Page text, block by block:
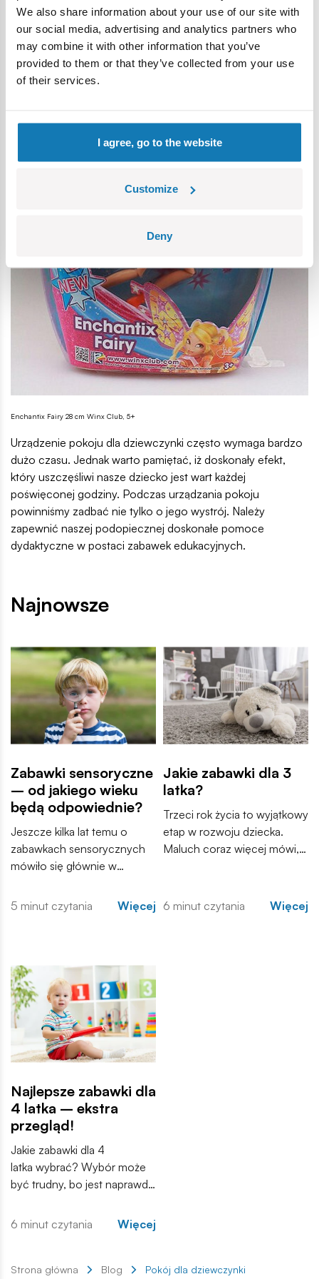
We also share information about your use of our site with
our social media, advertising and analytics partners who
may combine it with other information that you’ve
provided to them or that they’ve collected from your use
of their services.
I agree, go to the website
Customize
Deny
które w ostatnim czasie są bardzo popularne.
Enchantix Fairy 28 cm Winx Club, 5+
Urządzenie pokoju dla dziewczynki często wymaga bardzo
dużo czasu. Jednak warto pamiętać, iż doskonały efekt,
który uszczęśliwi nasze dziecko jest wart każdej
poświęconej godziny. Podczas urządzania pokoju
powinniśmy zadbać nie tylko o jego wystrój. Należy
zapewnić naszej podopiecznej doskonałe pomoce
dydaktyczne w postaci zabawek edukacyjnych.
Najnowsze
Zabawki sensoryczne
– od jakiego wieku
będą odpowiednie?
Jeszcze kilka lat temu o
zabawkach sensorycznych
mówiło się głównie w
poradniach wspierających
rozwój dzieci. Dziś coraz
od jakiego wieku zabawki
sensoryczne będą
odpowiednie?
5 minut czytania Więcej
Jakie zabawki dla 3
latka?
Trzeci rok życia to wyjątkowy
etap w rozwoju dziecka.
Maluch coraz więcej mówi,
historie podczas zabawy.
Zabawki przestają być
6 minut czytania Więcej
Najlepsze zabawki dla
4 latka – ekstra
przegląd!
Jakie zabawki dla 4
latka wybrać? Wybór może
być trudny, bo jest naprawdę
pierwszy rzut oka wiadomo
również, czy dana zabawka
dla dzieci w wieku 4 lat.
6 minut czytania Więcej
Strona główna Blog Pokój dla dziewczynki